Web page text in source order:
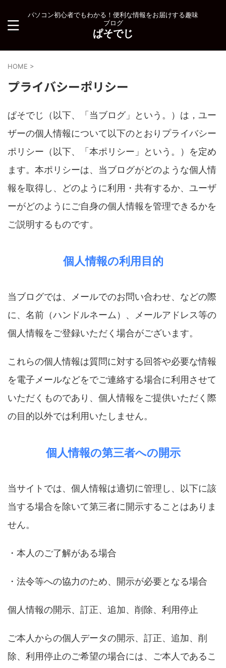
パソコン初心者でもわかる！便利な情報をお届けする趣味
ブログ
ぱそでじ
HOME >
プライバシーポリシー
ぱそでじ（以下、「当ブログ」という。）は，ユー
ザーの個人情報について以下のとおりプライバシー
ポリシー（以下、「本ポリシー」という。）を定め
ます。本ポリシーは、当ブログがどのような個人情
報を取得し、どのように利用・共有するか、ユーザ
ーがどのようにご自身の個人情報を管理できるかを
ご説明するものです。
個人情報の利用目的
当ブログでは、メールでのお問い合わせ、などの際
に、名前（ハンドルネーム）、メールアドレス等の
個人情報をご登録いただく場合がございます。
これらの個人情報は質問に対する回答や必要な情報
を電子メールなどをでご連絡する場合に利用させて
いただくものであり、個人情報をご提供いただく際
の目的以外では利用いたしません。
個人情報の第三者への開示
当サイトでは、個人情報は適切に管理し、以下に該
当する場合を除いて第三者に開示することはありま
せん。
・本人のご了解がある場合
・法令等への協力のため、開示が必要となる場合
個人情報の開示、訂正、追加、削除、利用停止
ご本人からの個人データの開示、訂正、追加、削
除、利用停止のご希望の場合には、ご本人であるこ